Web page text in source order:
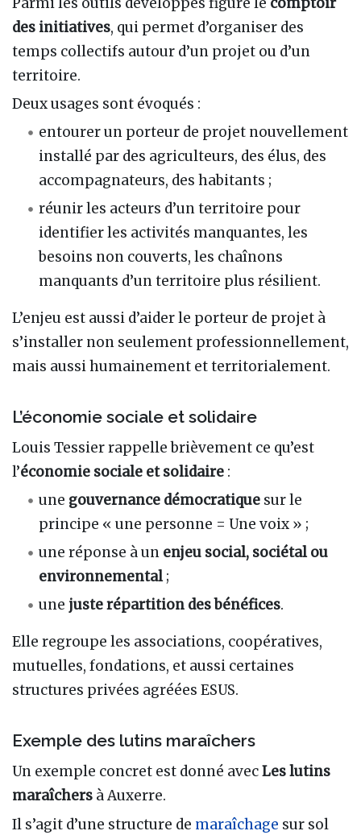
des initiatives, qui permet d’organiser des
temps collectifs autour d’un projet ou d’un
territoire.
Deux usages sont évoqués :
entourer un porteur de projet nouvellement
installé par des agriculteurs, des élus, des
accompagnateurs, des habitants ;
réunir les acteurs d’un territoire pour
identifier les activités manquantes, les
besoins non couverts, les chaînons
manquants d’un territoire plus résilient.
L’enjeu est aussi d’aider le porteur de projet à
s’installer non seulement professionnellement,
mais aussi humainement et territorialement.
L’économie sociale et solidaire
Louis Tessier rappelle brièvement ce qu’est
l’économie sociale et solidaire :
une gouvernance démocratique sur le
principe « une personne = Une voix » ;
une réponse à un enjeu social, sociétal ou
environnemental;
une juste répartition des bénéfices.
Elle regroupe les associations, coopératives,
mutuelles, fondations, et aussi certaines
structures privées agréées ESUS.
Exemple des lutins maraîchers
Un exemple concret est donné avecLes lutins
maraîchers à Auxerre.
Il s’agit d’une structure de maraîchage sur sol